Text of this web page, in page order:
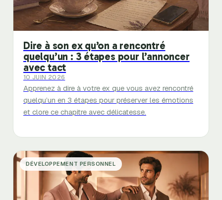
Dire à son ex qu’on a rencontré
quelqu’un : 3 étapes pour l’annoncer
avec tact
10 JUIN 2026
Apprenez à dire à votre ex que vous avez rencontré
quelqu’un en 3 étapes pour préserver les émotions
et clore ce chapitre avec délicatesse.
DÉVELOPPEMENT PERSONNEL